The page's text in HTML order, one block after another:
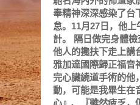
奉精神深深感染了台
怠。11月27日，他
計。 隔日做完身體
他人的攙扶下走上講
雅加達國際歸正福音
完心臟繞道手術的他
動，可能是我畢生在